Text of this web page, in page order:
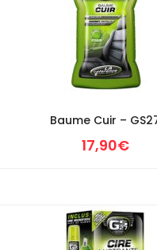
Baume Cuir –
17,90€